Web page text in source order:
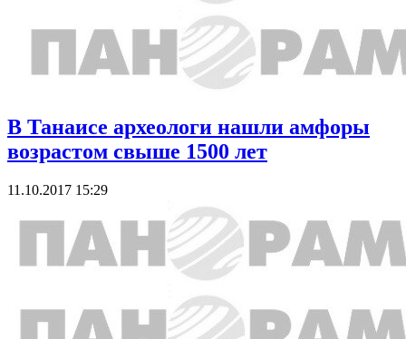
В Танаисе археологи нашли амфоры
возрастом свыше 1500 лет
11.10.2017 15:29